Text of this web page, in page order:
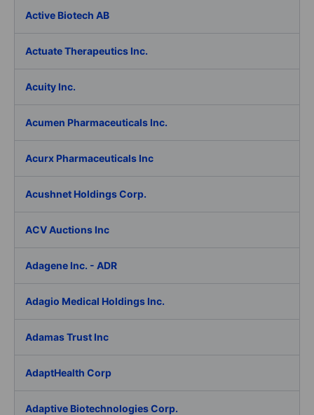
Active Biotech AB
Actuate Therapeutics Inc.
Acuity Inc.
Acumen Pharmaceuticals Inc.
Acurx Pharmaceuticals Inc
Acushnet Holdings Corp.
ACV Auctions Inc
Adagene Inc. - ADR
Adagio Medical Holdings Inc.
Adamas Trust Inc
AdaptHealth Corp
Adaptive Biotechnologies Corp.